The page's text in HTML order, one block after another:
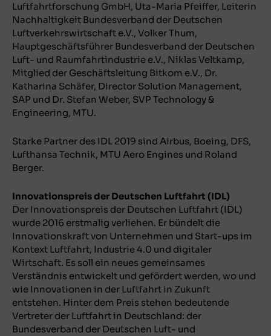
Luftfahrtforschung GmbH, Uta-Maria Pfeiffer, Leiterin
Nachhaltigkeit Bundesverband der Deutschen
Luftverkehrswirtschaft e.V., Volker Thum,
Hauptgeschäftsführer Bundesverband der Deutschen
Luft- und Raumfahrtindustrie e.V., Niklas Veltkamp,
Mitglied der Geschäftsleitung Bitkom e.V., Dr.
Katharina Schäfer, Director Solution Management,
SAP und Dr. Stefan Weber, SVP Technology &
Engineering, MTU.
Starke Partner des IDL 2019 sind Airbus, Boeing, DFS,
Lufthansa Technik, MTU Aero Engines und Roland
Berger.
Innovationspreis der Deutschen Luftfahrt (IDL)
Der Innovationspreis der Deutschen Luftfahrt (IDL)
wurde 2016 erstmalig verliehen. Er bündelt die
Innovationskraft von Unternehmen und Start-ups im
Kontext Luftfahrt, Industrie 4.0 und digitaler
Wirtschaft. Es soll ein neues gemeinsames
Verständnis entwickelt und gefördert werden, wo und
wie Innovationen in der Luftfahrt in Zukunft
entstehen. Hinter dem Preis stehen bedeutende
Vertreter der Luftfahrt in Deutschland: der
Bundesverband der Deutschen Luft- und